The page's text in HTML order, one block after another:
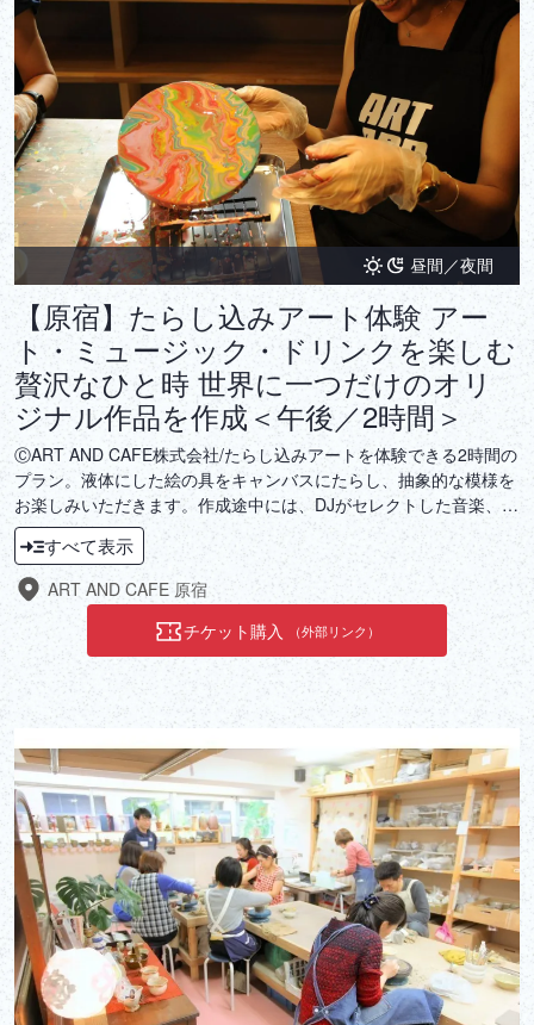
昼間／夜間
【原宿】たらし込みアート体験 アー
ト・ミュージック・ドリンクを楽しむ
贅沢なひと時 世界に一つだけのオリ
ジナル作品を作成＜午後／2時間＞
ⒸART AND CAFE株式会社/たらし込みアートを体験できる2時間の
プラン。液体にした絵の具をキャンバスにたらし、抽象的な模様を
お楽しみいただきます。作成途中には、DJがセレクトした音楽、ソ
ムリエが厳選したワインやコーヒーをご堪能いただけます。日々の
喧騒から離れて、アートを楽しんでみてはいかがでしょうか？
すべて表示
ART AND CAFE 原宿
チケット購入
（外部リンク）